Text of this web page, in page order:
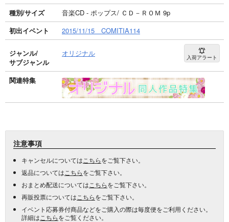
種別/サイズ
音楽CD - ポップス/ ＣＤ－ＲＯＭ 9p
初出イベント
2015/11/15 COMITIA114
ジャンル/
サブジャンル
オリジナル 入荷アラート
関連特集
注意事項
キャンセルについては こちらをご覧下さい。
返品については こちらをご覧下さい。
おまとめ配送については こちらをご覧下さい。
再販投票については こちらをご覧下さい。
イベント応募券付商品などをご購入の際は毎度便をご利用ください。
詳細は こちらをご覧ください。